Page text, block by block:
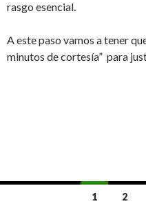
rasgo esencial.
A este paso vamos a tener
minutos de cortesía” para
1 2